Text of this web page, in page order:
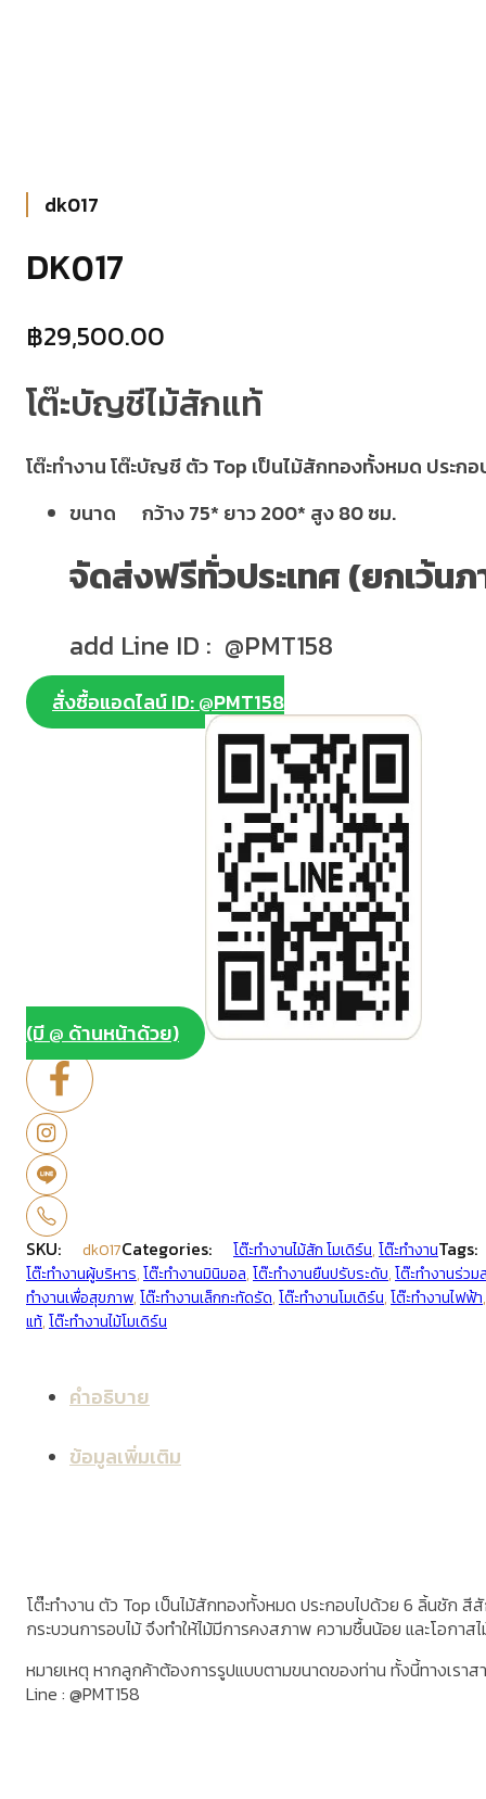
dk017
DK017
฿29,500.00
โต๊ะบัญชีไม้สักแท้
โต๊ะทำงาน โต๊ะบัญชี ตัว Top เป็นไม้สักทองทั้งหมด ประ
ขนาด กว้าง 75* ยาว 200* สูง 80 ซม.
จัดส่งฟรีทั่วประเทศ (ยกเว้นภ
add Line ID : @PMT158
สั่งซื้อแอดไลน์ ID: @PMT158
(มี @ ด้านหน้าด้วย)
SKU: dk017Categories: โต๊ะทำงานไม้สัก โมเดิร์น,โต๊ะทำงานTags:
โต๊ะทำงานผู้บริหาร,โต๊ะทำงานมินิมอล,โต๊ะทำงานยืนปรับระดับ,โต๊ะทำงานร่วม
ทำงานเพื่อสุขภาพ,โต๊ะทำงานเล็กกะทัดรัด,โต๊ะทำงานโมเดิร์น,โต๊ะทำงานไฟฟ้า
แท้,โต๊ะทำงานไม้โมเดิร์น
คำอธิบาย
ข้อมูลเพิ่มเติม
โต๊ะทำงาน ตัว Top เป็นไม้สักทองทั้งหมด ประกอบไปด้วย 6 ลิ้นชัก
กระบวนการอบไม้ จึงทำให้ไม้มีการคงสภาพ ความชื้นน้อย และโอกา
หมายเหตุ หากลูกค้าต้องการรูปแบบตามขนาดของท่าน ทั้งนี้ทางเรา
Line : @PMT158